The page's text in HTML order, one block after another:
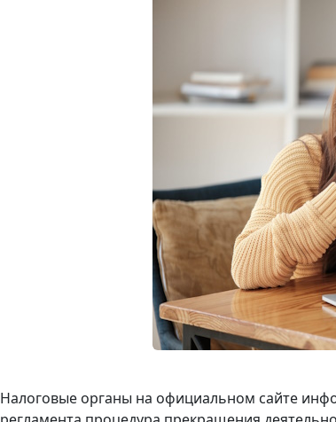
Налоговые органы на официальном сайте